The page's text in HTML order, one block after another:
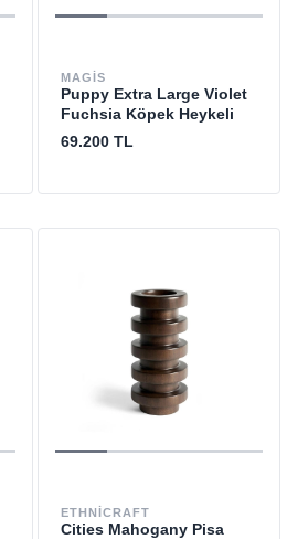
MAGIS
Puppy Extra Large Violet
Fuchsia Köpek Heykeli
69.200 TL
ETHNICRAFT
Cities Mahogany Pisa